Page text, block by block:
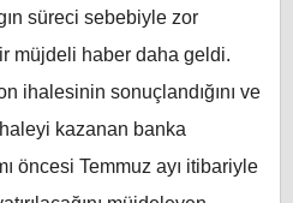
süreci sebebiyle zor
müjdeli haber daha geldi.
ihalesinin sonuçlandığını ve
kazanan banka
öncesi Temmuz ayı itibariyle